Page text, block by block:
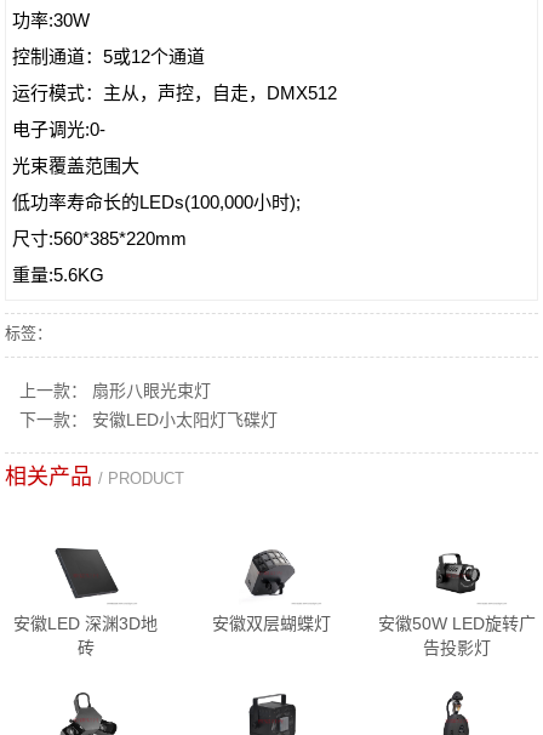
功率:30W
控制通道：5或12个通道
运行模式：主从，声控，自走，DMX512
电子调光:0-
光束覆盖范围大
低功率寿命长的LEDs(100,000小时);
尺寸:560*385*220mm
重量:5.6KG
标签：
上一款： 扇形八眼光束灯
下一款： 安徽LED小太阳灯飞碟灯
相关产品/ PRODUCT
安徽LED 深渊3D地
砖
安徽双层蝴蝶灯
安徽50W LED旋转广
告投影灯